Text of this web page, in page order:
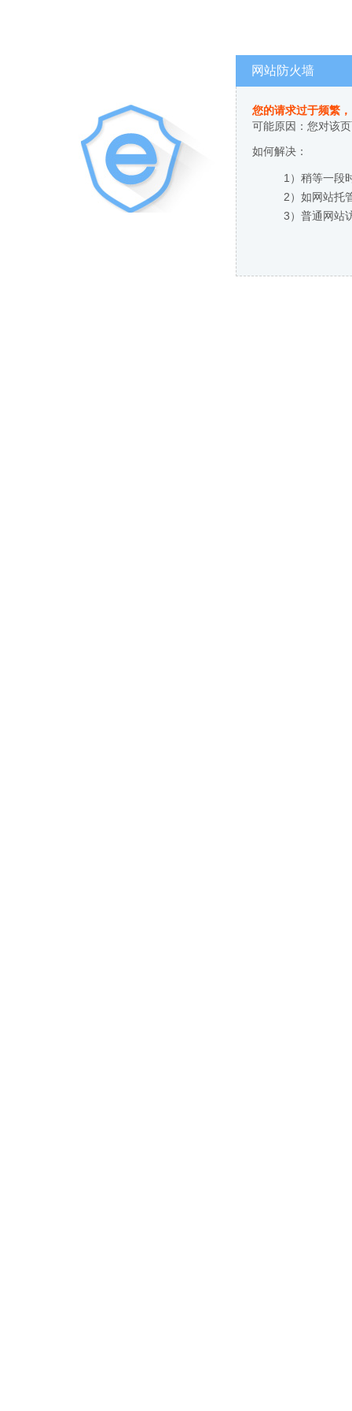
网站防火墙
您的请求过于频繁
可能原因：您对该
如何解决：
1）稍等一段
2）如网站托
3）普通网站